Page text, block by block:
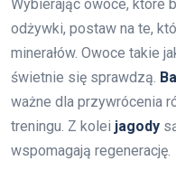
Wybierając owoce, które
odżywki, postaw na te,
minerałów. Owoce takie
świetnie się sprawdzą.
ważne dla przywrócenia
treningu. Z kolei jagody
wspomagają regenerację.